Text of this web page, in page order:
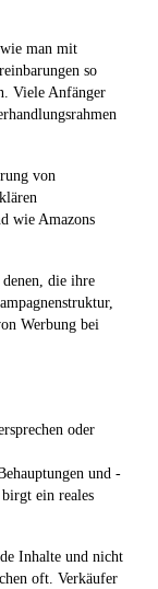
man mit
so
Viele Anfänger
von
wie Amazons
die ihre
Werbung bei
oder
und -
ein reales
Inhalte und nicht
oft. Verkäufer